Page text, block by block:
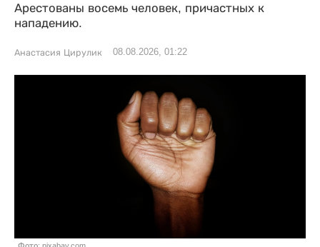
Арестованы восемь человек, причастных к
нападению.
Анастасия Цирулик 08.08.2026, 01:22